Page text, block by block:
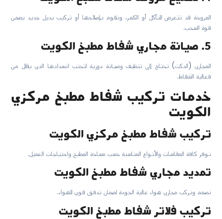
المروحة قد تتعرض للتآكل أو الكسر، ونقوم بإصلاحها أو تركيب بديل جديد يضمن
قوة السحب.
المجاري (الدكت) تحتاج إلى تنظيف وصيانة دورية لتجنب انسدادها الذي يقلل من
فعالية الشفاط.
خدمات تركيب شفاط مطبخ مركزي
الكويت
تركيب شفاط مطبخ مركزي الكويت
نوفر كافة المقاسات والأنواع المناسبة حسب مساحة المطبخ واحتياجات العميل.
تمديد مجاري شفاط مطبخ الكويت
نصمم ونركب مجاري هواء عالية الجودة لضمان تدفق قوي للهواء.
تركيب فلاتر شفاط مطبخ الكويت